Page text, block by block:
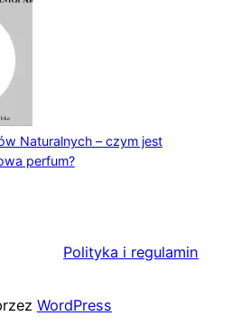
Naturalnych – czym jest
perfum?
Polityka i regulamin
WordPress